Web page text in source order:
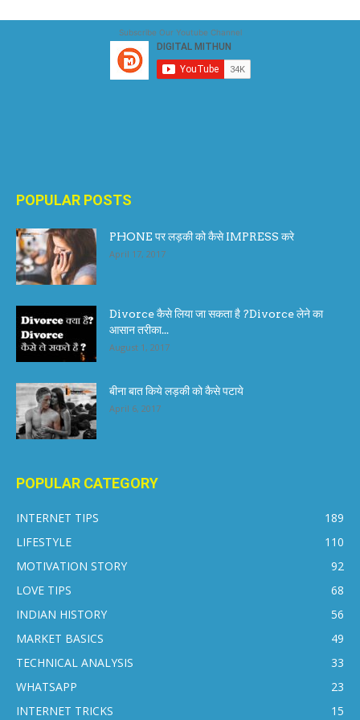
Subscribe Our Youtube Channel
POPULAR POSTS
PHONE पर लड़की को कैसे IMPRESS करे
April 17, 2017
Divorce कैसे लिया जा सकता है ?Divorce लेने का
आसान तरीका...
August 1, 2017
बीना बात किये लड़की को कैसे पटाये
April 6, 2017
POPULAR CATEGORY
INTERNET TIPS
189
LIFESTYLE
110
MOTIVATION STORY
92
LOVE TIPS
68
INDIAN HISTORY
56
MARKET BASICS
49
TECHNICAL ANALYSIS
33
WHATSAPP
23
INTERNET TRICKS
15